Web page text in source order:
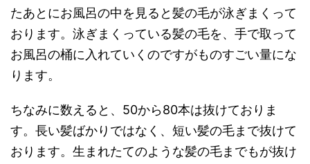
たあとにお風呂の中を見ると髪の毛が泳ぎまくって
おります。泳ぎまくっている髪の毛を、手で取って
お風呂の桶に入れていくのですがものすごい量にな
ります。
ちなみに数えると、50から80本は抜けておりま
す。長い髪ばかりではなく、短い髪の毛まで抜けて
おります。生まれたてのような髪の毛までもが抜け